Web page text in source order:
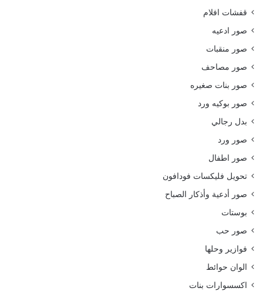
قفشات افلام
صور ادعيه
صور منقبات
صور مصاحف
صور بنات صغيره
صور بوكيه ورد
بدل رجالي
صور ورد
صور اطفال
تحويل فليكسات فودافون
صور أدعية وأذكار الصباح
بوستات
صور حب
فوازير وحلها
الوان حوائط
اكسسوارات بنات